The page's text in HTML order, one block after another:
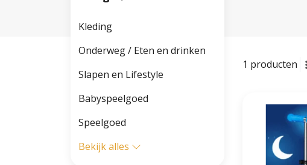
1 producten
Kleding
Onderweg / Eten en drinken
Slapen en Lifestyle
Babyspeelgoed
Speelgoed
Bekijk alles